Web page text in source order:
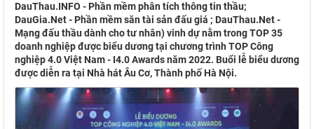
DauThau.INFO - Phần mềm phân tích thông tin thầu;
DauGia.Net - Phần mềm săn tài sản đấu giá ; DauThau.Net -
Mạng đấu thầu dành cho tư nhân) vinh dự nằm trong TOP 35
doanh nghiệp được biểu dương tại chương trình TOP Công
nghiệp 4.0 Việt Nam - I4.0 Awards năm 2022. Buổi lễ biểu dương
được diễn ra tại Nhà hát Âu Cơ, Thành phố Hà Nội.